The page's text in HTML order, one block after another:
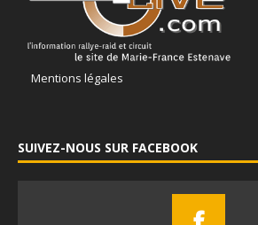
Mentions légales
SUIVEZ-NOUS SUR FACEBOOK